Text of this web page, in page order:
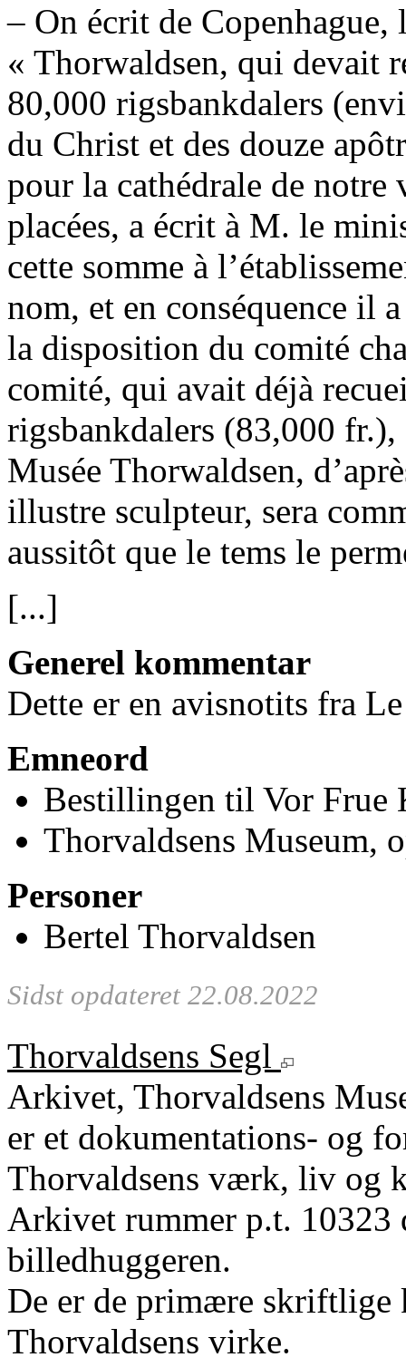
– On écrit de Copenhague,
« Thorwaldsen, qui devait
80,000 rigsbankdalers
du Christ et des douze
pour la cathédrale de
placées, a écrit à M. le
cette somme à
nom, et en conséquence il
la disposition du comité
comité, qui avait déjà
rigsbankdalers (83,000
Musée Thorwaldsen,
illustre sculpteur, sera
aussitôt que le tems le
[...]
Generel kommentar
Dette er en avisnotits fra
Emneord
Bestillingen til Vor Frue
Thorvaldsens Museum,
Personer
Bertel Thorvaldsen
Sidst opdateret 22.08.2022
Thorvaldsens Segl
Arkivet, Thorvaldsens
er et dokumentations- og
Thorvaldsens værk, liv og
Arkivet rummer p.t.
billedhuggeren.
De er de primære
Thorvaldsens virke.